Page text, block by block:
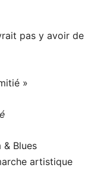
pas y avoir de
»
Blues
artistique